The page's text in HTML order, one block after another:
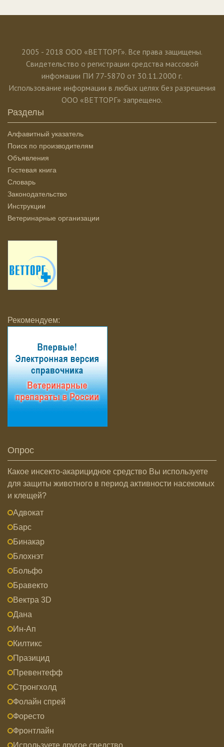
2005 - 2018 ООО «ВЕТТОРГ». Все права защищены.
Свидетельство о регистрации средства массовой
инфомации ПИ 77-5870 от 30.11.2000 г.
Использование информации в любых целях без разрешения
ООО «ВЕТТОРГ» запрещено.
Разделы
Алфавитный указатель
Поиск по производителям
Объявления
Гостевая книга
Словарь
Законодательство
Инструкции
Ветеринарные организации
Рекомендуем:
Опрос
Какое инсекто-акарицидное средство Вы используете
для защиты животного в период активности насекомых
и клещей?
Адвокат
Барс
Бинакар
Блохнэт
Больфо
Бравекто
Вектра 3D
Дана
Ин-Ап
Килтикс
Празицид
Превентефф
Стронгхолд
Фолайн спрей
Форесто
Фронтлайн